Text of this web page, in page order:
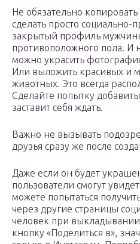
Не обязательно
сделать просто социально-
закрытый профиль
противоположного пола. И
можно украсить
Или выложить красивых и
животных. Это всегда
Сделайте попытку
заставит себя ждать.
Важно не вызывать
друзья сразу же после
Даже если он будет
пользователи смогут
можете попытаться
через другие страницы
человек при
кнопку «Поделиться в»,